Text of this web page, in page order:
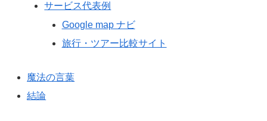
サービス代表例
Google map ナビ
旅行・ツアー比較サイト
魔法の言葉
結論